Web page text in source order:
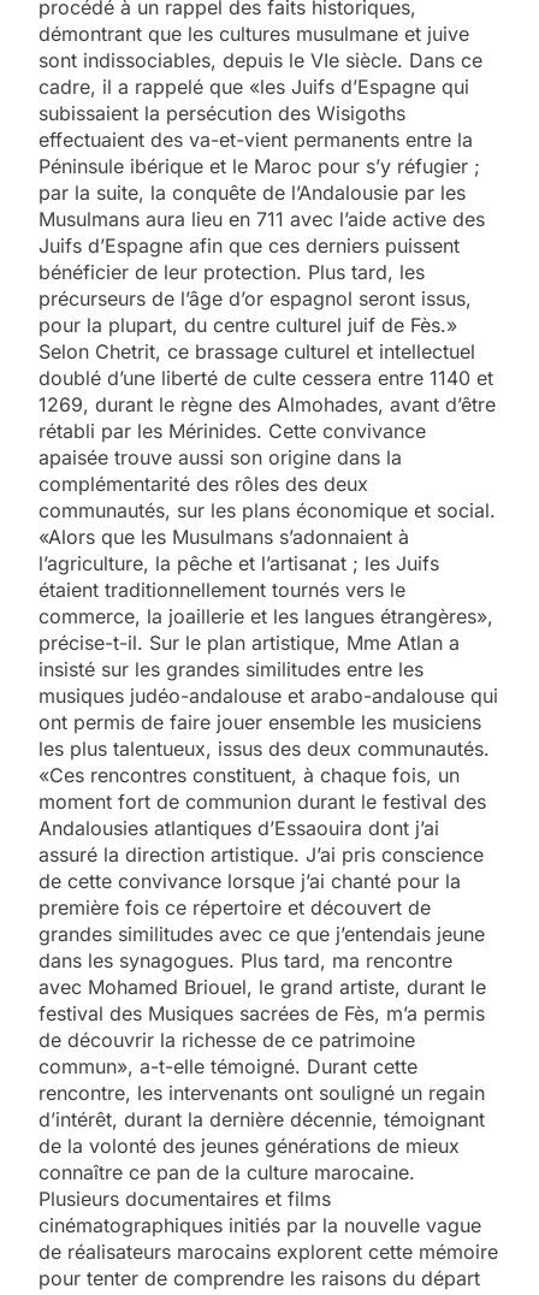
procédé à un rappel des faits historiques,
démontrant que les cultures musulmane et juive
sont indissociables, depuis le VIe siècle. Dans ce
cadre, il a rappelé que «les Juifs d’Espagne qui
subissaient la persécution des Wisigoths
effectuaient des va-et-vient permanents entre la
Péninsule ibérique et le Maroc pour s’y réfugier ;
par la suite, la conquête de l’Andalousie par les
Musulmans aura lieu en 711 avec l’aide active des
Juifs d’Espagne afin que ces derniers puissent
bénéficier de leur protection. Plus tard, les
précurseurs de l’âge d’or espagnol seront issus,
pour la plupart, du centre culturel juif de Fès.»
Selon Chetrit, ce brassage culturel et intellectuel
doublé d’une liberté de culte cessera entre 1140 et
1269, durant le règne des Almohades, avant d’être
rétabli par les Mérinides. Cette convivance
apaisée trouve aussi son origine dans la
complémentarité des rôles des deux
communautés, sur les plans économique et social.
«Alors que les Musulmans s’adonnaient à
l’agriculture, la pêche et l’artisanat ; les Juifs
étaient traditionnellement tournés vers le
commerce, la joaillerie et les langues étrangères»,
précise-t-il. Sur le plan artistique, Mme Atlan a
insisté sur les grandes similitudes entre les
musiques judéo-andalouse et arabo-andalouse qui
ont permis de faire jouer ensemble les musiciens
les plus talentueux, issus des deux communautés.
«Ces rencontres constituent, à chaque fois, un
moment fort de communion durant le festival des
Andalousies atlantiques d’Essaouira dont j’ai
assuré la direction artistique. J’ai pris conscience
de cette convivance lorsque j’ai chanté pour la
première fois ce répertoire et découvert de
grandes similitudes avec ce que j’entendais jeune
dans les synagogues. Plus tard, ma rencontre
avec Mohamed Briouel, le grand artiste, durant le
festival des Musiques sacrées de Fès, m’a permis
de découvrir la richesse de ce patrimoine
commun», a-t-elle témoigné. Durant cette
rencontre, les intervenants ont souligné un regain
d’intérêt, durant la dernière décennie, témoignant
de la volonté des jeunes générations de mieux
connaître ce pan de la culture marocaine.
Plusieurs documentaires et films
cinématographiques initiés par la nouvelle vague
de réalisateurs marocains explorent cette mémoire
pour tenter de comprendre les raisons du départ